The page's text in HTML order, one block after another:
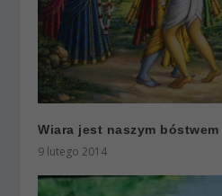
Wiara jest naszym bóstwem
9 lutego 2014